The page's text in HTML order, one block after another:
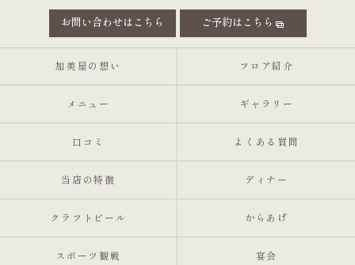
お問い合わせはこちら ご予約はこちら
加美屋の想い フロア紹介
メニュー ギャラリー
口コミ よくある質問
当店の特徴 ディナー
クラフトビール からあげ
スポーツ観戦 宴会